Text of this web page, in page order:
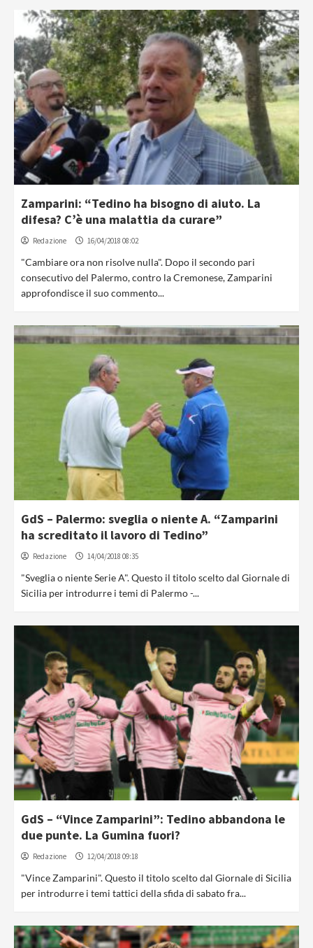
Zamparini: “Tedino ha bisogno di aiuto. La
difesa? C’è una malattia da curare”
Redazione 16/04/2018 08:02
"Cambiare ora non risolve nulla". Dopo il secondo pari
consecutivo del Palermo, contro la Cremonese, Zamparini
approfondisce il suo commento...
GdS – Palermo: sveglia o niente A. “Zamparini
ha screditato il lavoro di Tedino”
Redazione 14/04/2018 08:35
"Sveglia o niente Serie A". Questo il titolo scelto dal Giornale di
Sicilia per introdurre i temi di Palermo -...
GdS – “Vince Zamparini”: Tedino abbandona le
due punte. La Gumina fuori?
Redazione 12/04/2018 09:18
"Vince Zamparini". Questo il titolo scelto dal Giornale di Sicilia
per introdurre i temi tattici della sfida di sabato fra...